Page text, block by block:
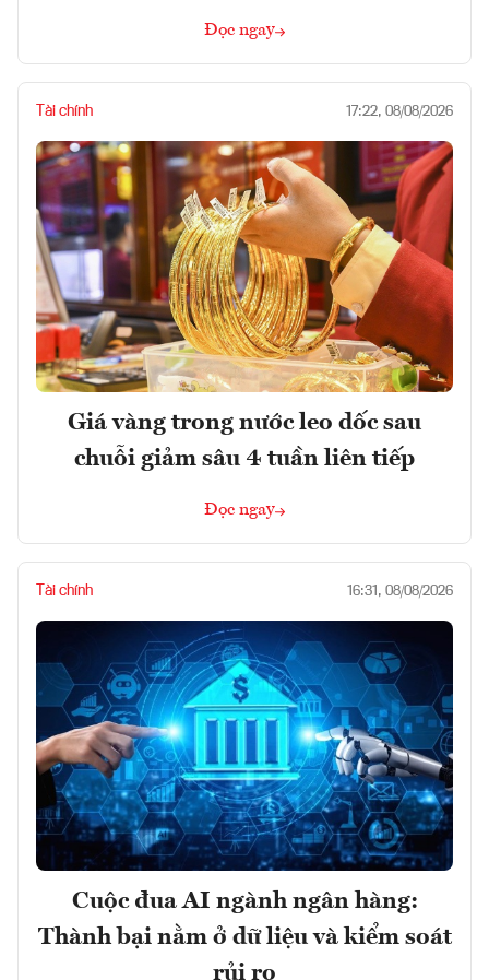
Đọc ngay
Tài chính 17:22, 08/08/2026
Giá vàng trong nước leo dốc sau
chuỗi giảm sâu 4 tuần liên tiếp
Đọc ngay
Tài chính 16:31, 08/08/2026
Cuộc đua AI ngành ngân hàng:
Thành bại nằm ở dữ liệu và kiểm soát
rủi ro